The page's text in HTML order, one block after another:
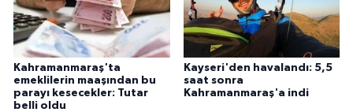
Kahramanmaraş'ta
emeklilerin maaşından bu
parayı kesecekler: Tutar
belli oldu
Kayseri'den havalandı: 5,5
saat sonra
Kahramanmaraş'a indi